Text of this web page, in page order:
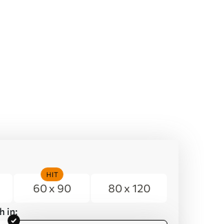
60 x 90
HIT
80 x 120
in: